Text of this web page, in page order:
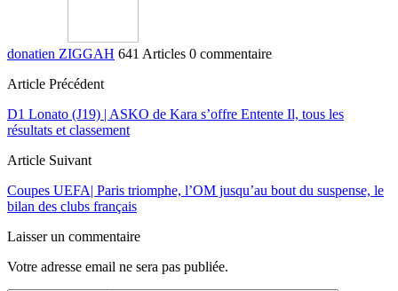
donatien ZIGGAH 641 Articles 0 commentaire
Article Précédent
D1 Lonato (J19) | ASKO de Kara s’offre Entente Il, tous les
résultats et classement
Article Suivant
Coupes UEFA| Paris triomphe, l’OM jusqu’au bout du suspense, le
bilan des clubs français
Laisser un commentaire
Votre adresse email ne sera pas publiée.